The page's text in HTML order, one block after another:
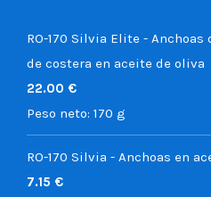
RO-170 Silvia Elite - Anchoas
de costera en aceite de oliva
22.00 €
Peso neto: 170 g
RO-170 Silvia - Anchoas en
7.15 €